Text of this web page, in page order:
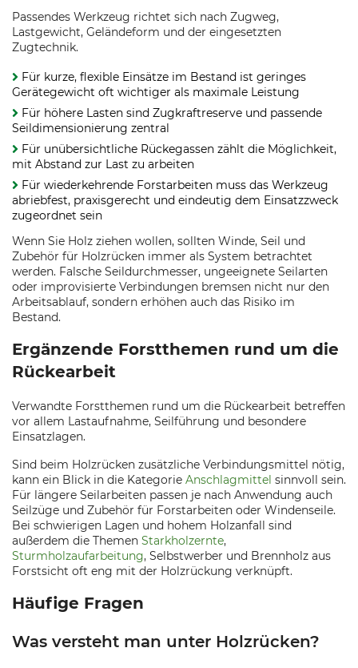
Passendes Werkzeug richtet sich nach Zugweg,
Lastgewicht, Geländeform und der eingesetzten
Zugtechnik.
Für kurze, flexible Einsätze im Bestand ist geringes
Gerätegewicht oft wichtiger als maximale Leistung
Für höhere Lasten sind Zugkraftreserve und passende
Seildimensionierung zentral
Für unübersichtliche Rückegassen zählt die Möglichkeit,
mit Abstand zur Last zu arbeiten
Für wiederkehrende Forstarbeiten muss das Werkzeug
abriebfest, praxisgerecht und eindeutig dem Einsatzzweck
zugeordnet sein
Wenn Sie Holz ziehen wollen, sollten Winde, Seil und
Zubehör für Holzrücken immer als System betrachtet
werden. Falsche Seildurchmesser, ungeeignete Seilarten
oder improvisierte Verbindungen bremsen nicht nur den
Arbeitsablauf, sondern erhöhen auch das Risiko im
Bestand.
Ergänzende Forstthemen rund um die
Rückearbeit
Verwandte Forstthemen rund um die Rückearbeit betreffen
vor allem Lastaufnahme, Seilführung und besondere
Einsatzlagen.
Sind beim Holzrücken zusätzliche Verbindungsmittel nötig,
kann ein Blick in die Kategorie Anschlagmittel sinnvoll sein.
Für längere Seilarbeiten passen je nach Anwendung auch
Seilzüge und Zubehör für Forstarbeiten oder Windenseile.
Bei schwierigen Lagen und hohem Holzanfall sind
außerdem die Themen Starkholzernte,
Sturmholzaufarbeitung, Selbstwerber und Brennholz aus
Forstsicht oft eng mit der Holzrückung verknüpft.
Häufige Fragen
Was versteht man unter Holzrücken?